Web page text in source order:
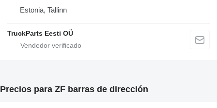
Estonia, Tallinn
TruckParts Eesti OÜ
Precios para ZF barras de dirección